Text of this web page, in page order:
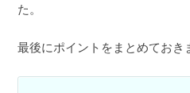
た。
最後にポイントをまとめておき